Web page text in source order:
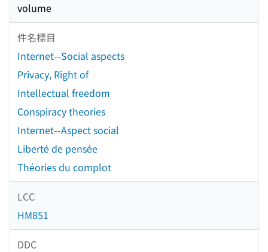
volume
件名標目
Internet--Social aspects
Privacy, Right of
Intellectual freedom
Conspiracy theories
Internet--Aspect social
Liberté de pensée
Théories du complot
LCC
HM851
DDC